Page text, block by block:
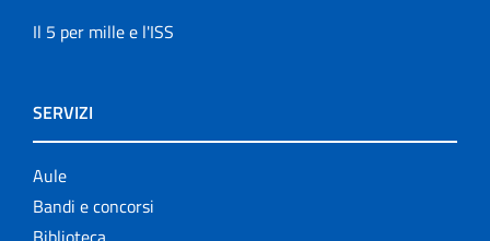
Il 5 per mille e l'ISS
SERVIZI
Aule
Bandi e concorsi